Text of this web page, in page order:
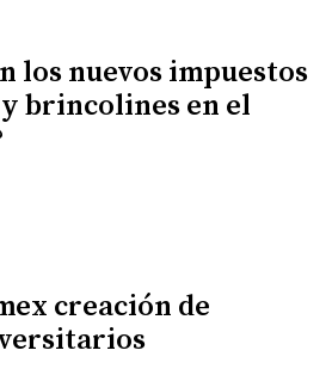
los nuevos impuestos
brincolines en el
creación de